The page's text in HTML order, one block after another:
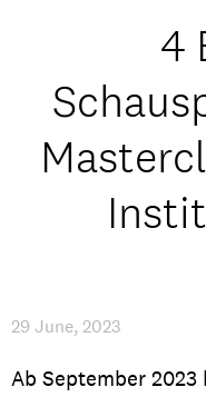
4
29 June, 2023
Ab September 2023